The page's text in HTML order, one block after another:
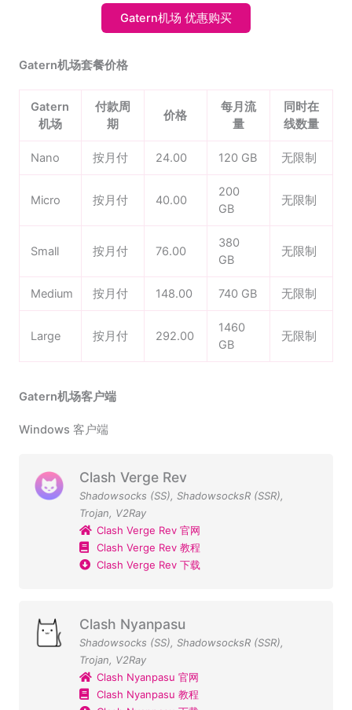
Gatern机场 优惠购买
Gatern机场套餐价格
Gatern
机场
付款周
期
价格
每月流
量
同时在
线数量
Nano 按月付 24.00 120 GB 无限制
Micro 按月付 40.00
200
GB
无限制
Small 按月付 76.00
380
GB
无限制
Medium 按月付 148.00 740 GB 无限制
Large 按月付 292.00
1460
GB
无限制
Gatern机场客户端
Windows 客户端
Clash Verge Rev
Shadowsocks (SS), ShadowsocksR (SSR),
Trojan, V2Ray
Clash Verge Rev 官网
Clash Verge Rev 教程
Clash Verge Rev 下载
Clash Nyanpasu
Shadowsocks (SS), ShadowsocksR (SSR),
Trojan, V2Ray
Clash Nyanpasu 官网
Clash Nyanpasu 教程